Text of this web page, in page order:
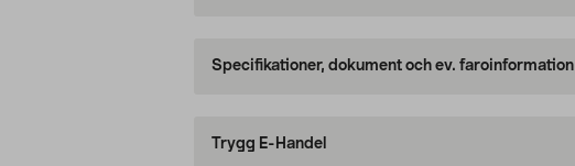
Specifikationer, dokument och ev. faroinformation
Trygg E-Handel